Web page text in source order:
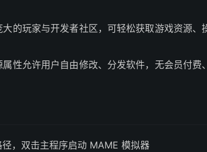
大的玩家与开发者社区，可轻松获取游戏资源、
属性允许用户自由修改、分发软件，无会员付费
，双击主程序启动 MAME 模拟器